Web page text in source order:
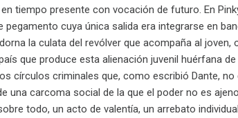
tiempo presente con vocación de futuro. En
pegamento cuya única salida era integrarse en
la culata del revólver que acompaña al
que produce esta alienación juvenil huérfana
círculos criminales que, como escribió Dante,
una carcoma social de la que el poder no es
todo, un acto de valentía, un arrebato